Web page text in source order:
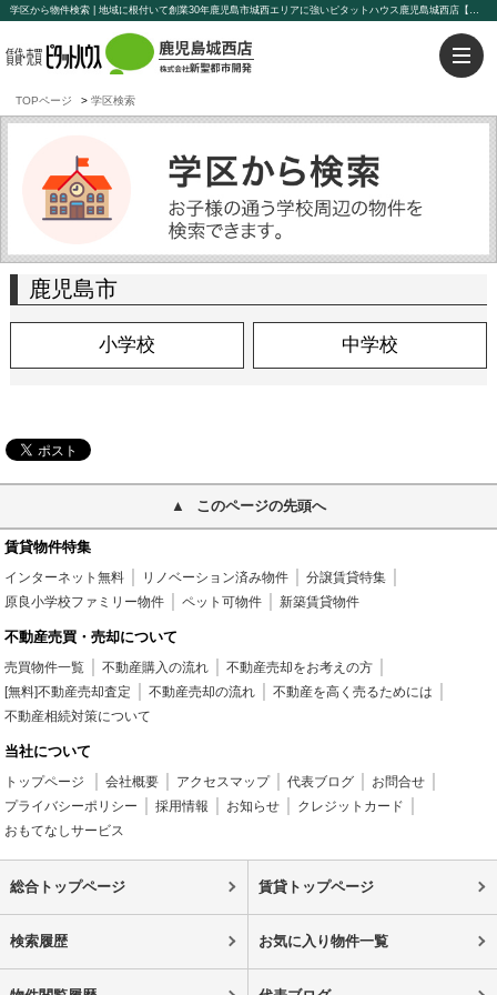
学区から物件検索 | 地域に根付いて創業30年鹿児島市城西エリアに強いピタットハウス鹿児島城西店【新聖都市開発】豊富な物件を取り揃えております。賃貸管理もお任せください。
TOPページ 学区検索
鹿児島市
小学校 中学校
このページの先頭へ
賃貸物件特集
インターネット無料 リノベーション済み物件
分譲賃貸特集
原良小学校ファミリー物件
ペット可物件 新築賃貸物件
不動産売買・売却について
売買物件一覧 不動産購入の流れ
不動産売却をお考えの方
[無料]不動産売却査定
不動産売却の流れ
不動産を高く売るためには
不動産相続対策について
当社について
トップページ 会社概要 アクセスマップ 代表ブログ
お問合せ
プライバシーポリシー
採用情報 お知らせ
クレジットカード
おもてなしサービス
総合トップページ 賃貸トップページ
検索履歴 お気に入り物件一覧